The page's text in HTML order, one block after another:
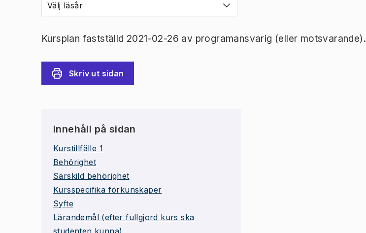
Välj läsår
Kursplan fastställd 2021-02-26 av programansvarig (eller motsvarande).
Skriv ut sidan
Innehåll på sidan
Kurstillfälle 1
Behörighet
Särskild behörighet
Kursspecifika förkunskaper
Syfte
Lärandemål (efter fullgjord kurs ska
studenten kunna)